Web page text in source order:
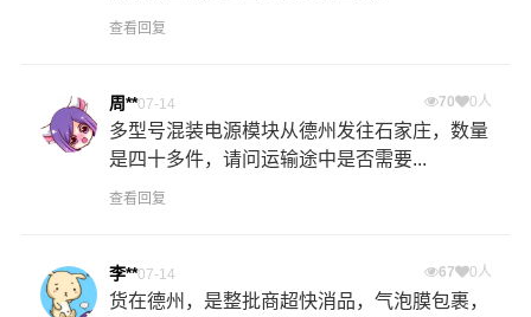
查看回复
周**07-14 70 0人
多型号混装电源模块从德州发往石家庄，数量
是四十多件，请问运输途中是否需要...
查看回复
李**07-14 67 0人
货在德州，是整批商超快消品，气泡膜包裹，